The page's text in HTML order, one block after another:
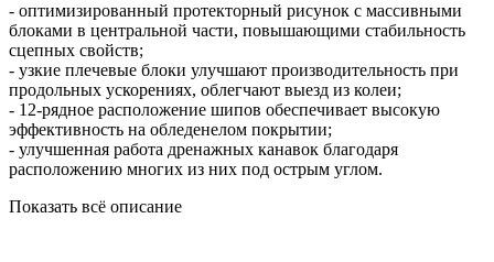
- оптимизированный протекторный рисунок с массивными
блоками в центральной части, повышающими стабильность
сцепных свойств;
- узкие плечевые блоки улучшают производительность при
продольных ускорениях, облегчают выезд из колеи;
- 12-рядное расположение шипов обеспечивает высокую
эффективность на обледенелом покрытии;
- улучшенная работа дренажных канавок благодаря
расположению многих из них под острым углом.
Показать всё описание